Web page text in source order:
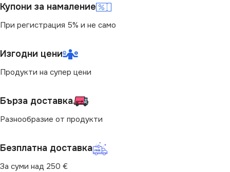
Купони за намаление
При регистрация 5% и не само
Изгодни цени
Продукти на супер цени
Бърза доставка
Разнообразие от продукти
Безплатна доставка
За суми над 250 €